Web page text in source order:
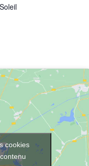
cookies